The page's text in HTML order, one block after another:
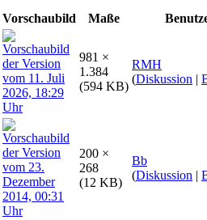
Vorschaubild Maße
981 ×
1.384
(594 KB)
RMH
(Diskussion |
200 ×
268
(12 KB)
Bb
(Diskussion |